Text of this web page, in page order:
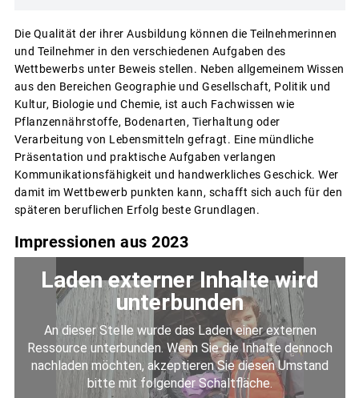
Die Qualität der ihrer Ausbildung können die Teilnehmerinnen
und Teilnehmer in den verschiedenen Aufgaben des
Wettbewerbs unter Beweis stellen. Neben allgemeinem Wissen
aus den Bereichen Geographie und Gesellschaft, Politik und
Kultur, Biologie und Chemie, ist auch Fachwissen wie
Pflanzennährstoffe, Bodenarten, Tierhaltung oder
Verarbeitung von Lebensmitteln gefragt. Eine mündliche
Präsentation und praktische Aufgaben verlangen
Kommunikationsfähigkeit und handwerkliches Geschick. Wer
damit im Wettbewerb punkten kann, schafft sich auch für den
späteren beruflichen Erfolg beste Grundlagen.
Impressionen aus 2023